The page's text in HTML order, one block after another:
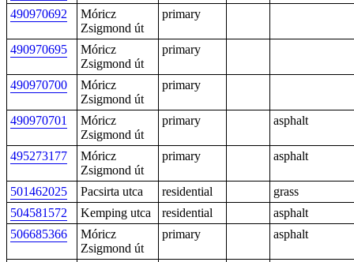
490970692
Móricz
Zsigmond út
primary
490970695
Móricz
Zsigmond út
primary
490970700
Móricz
Zsigmond út
primary
490970701
Móricz
Zsigmond út
primary asphalt
495273177
Móricz
Zsigmond út
primary asphalt
501462025 Pacsirta utca residential
grass
504581572
Kemping utca residential
asphalt
506685366
Móricz
Zsigmond út
primary asphalt